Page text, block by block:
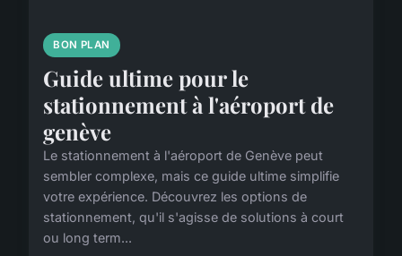
BON PLAN
Guide ultime pour le
stationnement à l'aéroport de
genève
Le stationnement à l'aéroport de Genève peut
sembler complexe, mais ce guide ultime simplifie
votre expérience. Découvrez les options de
stationnement, qu'il s'agisse de solutions à court
ou long term...